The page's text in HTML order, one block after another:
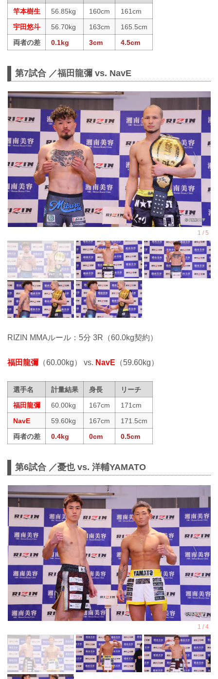
竿本樹生
56.85kg 160cm
161cm
宇田悠斗
56.70kg 163cm
165.5cm
両者の差
0.1kg 3cm 4.5cm
第7試合 ／福田龍彌 vs. NavE
RIZIN MMAルール：5分 3R（60.0kg契約）
福田龍彌 （60.00kg） vs. NavE （59.60kg）
選手名 計量結果 身長
リーチ
福田龍彌
60.00kg 167cm
171cm
NavE
59.60kg 167cm
171.5cm
両者の差
0.4kg 0cm 0.5cm
第6試合 ／憂也 vs. 洋輔YAMATO